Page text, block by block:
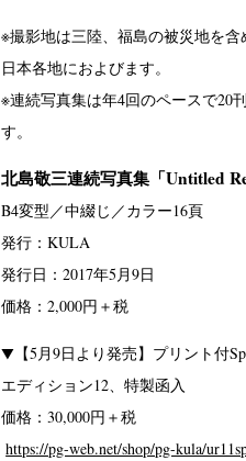
※撮影地は三陸、福島の被災地を
日本各地におよびます。
※連続写真集は年4回のペースで20
す。
北島敬三連続写真集「Untitled
B4変型／中綴じ／カラー16頁
発行：KULA
発行日：2017年5月9日
価格：2,000円＋税
▼【5月9日より発売】プリント付
エディション12、特製函入
価格：30,000円＋税
https://pg-web.net/shop/pg-kula/